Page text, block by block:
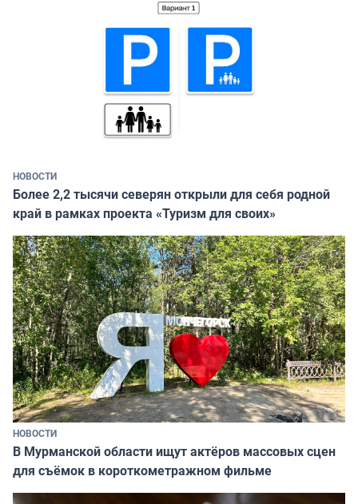
НОВОСТИ
Более 2,2 тысячи северян открыли для себя родной
край в рамках проекта «Туризм для своих»
НОВОСТИ
В Мурманской области ищут актёров массовых сцен
для съёмок в короткометражном фильме